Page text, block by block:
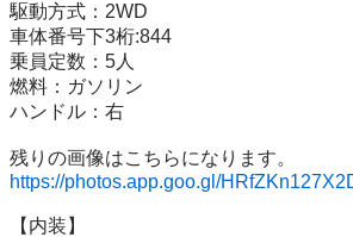
駆動方式：2WD
車体番号下3桁:844
乗員定数：5人
燃料：ガソリン
ハンドル：右
https://photos.app.goo.gl/
【内装】